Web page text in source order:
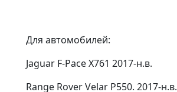
Для автомобилей:
Jaguar F-Pace X761 2017-н.в.
Range Rover Velar P550. 2017-н.в.